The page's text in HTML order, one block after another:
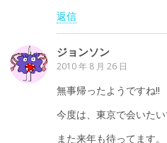
返信
ジョンソン
2010 年 8 月 26 日
無事帰ったようですね!!
今度は、東京で会いた
また来年も待ってます。